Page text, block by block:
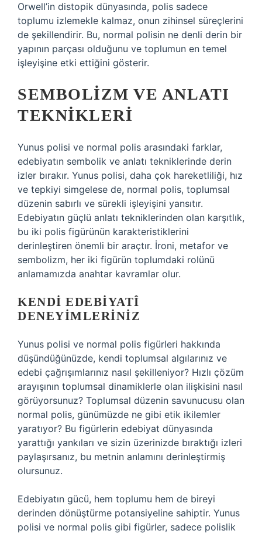
Orwell’in distopik dünyasında, polis sadece
toplumu izlemekle kalmaz, onun zihinsel süreçlerini
de şekillendirir. Bu, normal polisin ne denli derin bir
yapının parçası olduğunu ve toplumun en temel
işleyişine etki ettiğini gösterir.
SEMBOLIZM VE ANLATI
TEKNIKLERI
Yunus polisi ve normal polis arasındaki farklar,
edebiyatın sembolik ve anlatı tekniklerinde derin
izler bırakır. Yunus polisi, daha çok hareketliliği, hız
ve tepkiyi simgelese de, normal polis, toplumsal
düzenin sabırlı ve sürekli işleyişini yansıtır.
Edebiyatın güçlü anlatı tekniklerinden olan karşıtlık,
bu iki polis figürünün karakteristiklerini
derinleştiren önemli bir araçtır. İroni, metafor ve
sembolizm, her iki figürün toplumdaki rolünü
anlamamızda anahtar kavramlar olur.
KENDI EDEBIYATÎ
DENEYIMLERINIZ
Yunus polisi ve normal polis figürleri hakkında
düşündüğünüzde, kendi toplumsal algılarınız ve
edebi çağrışımlarınız nasıl şekilleniyor? Hızlı çözüm
arayışının toplumsal dinamiklerle olan ilişkisini nasıl
görüyorsunuz? Toplumsal düzenin savunucusu olan
normal polis, günümüzde ne gibi etik ikilemler
yaratıyor? Bu figürlerin edebiyat dünyasında
yarattığı yankıları ve sizin üzerinizde bıraktığı izleri
paylaşırsanız, bu metnin anlamını derinleştirmiş
olursunuz.
Edebiyatın gücü, hem toplumu hem de bireyi
derinden dönüştürme potansiyeline sahiptir. Yunus
polisi ve normal polis gibi figürler, sadece polislik